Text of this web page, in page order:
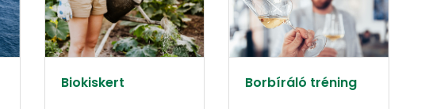
Biokiskert Borbíráló tréning